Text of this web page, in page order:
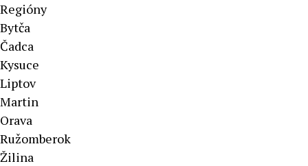
Regióny
Bytča
Čadca
Kysuce
Liptov
Martin
Orava
Ružomberok
Žilina